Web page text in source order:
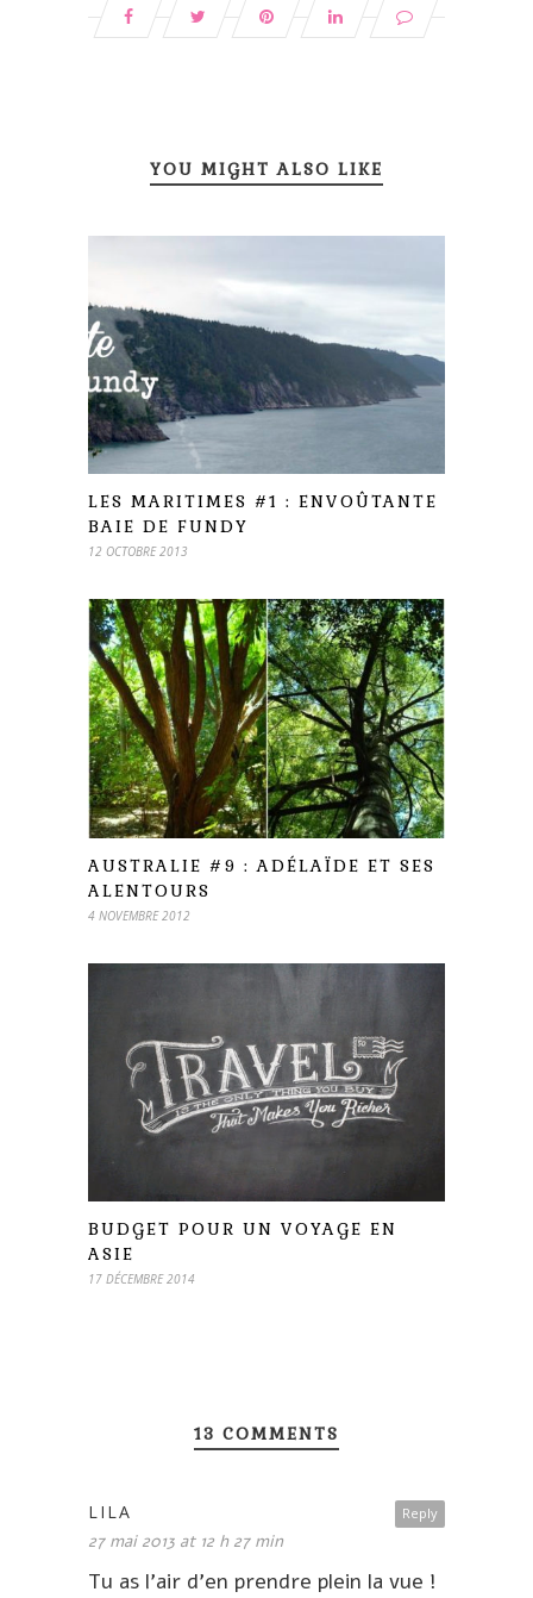
YOU MIGHT ALSO LIKE
LES MARITIMES #1 : ENVOÛTANTE
BAIE DE FUNDY
12 OCTOBRE 2013
AUSTRALIE #9 : ADÉLAÏDE ET SES
ALENTOURS
4 NOVEMBRE 2012
BUDGET POUR UN VOYAGE EN
ASIE
17 DÉCEMBRE 2014
13 COMMENTS
Reply
LILA
27 mai 2013 at 12 h 27 min
Tu as l’air d’en prendre plein la vue !